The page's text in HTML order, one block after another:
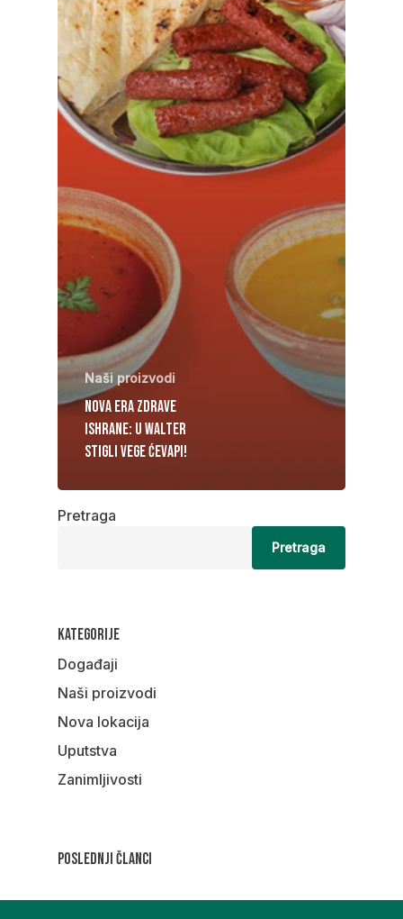
Naši proizvodi
Nova era zdrave
ishrane: U Walter
stigli Vege ćevapi!
Pretraga
Pretraga
Kategorije
Događaji
Naši proizvodi
Nova lokacija
Uputstva
Zanimljivosti
Poslednji članci